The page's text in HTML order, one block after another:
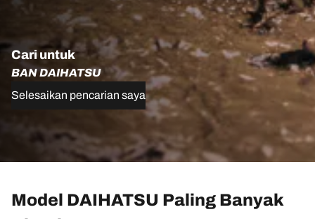
Cari untuk
BAN DAIHATSU
Selesaikan pencarian saya
Model DAIHATSU Paling Banyak